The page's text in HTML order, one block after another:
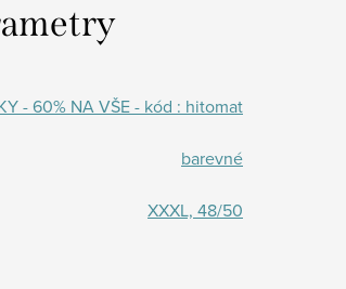
- 60% NA VŠE - kód : hitomat
barevné
XXXL, 48/50